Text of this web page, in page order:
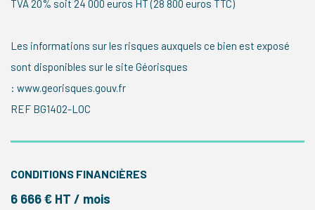
TVA 20% soit 24 000 euros HT (28 800 euros TTC)
Les informations sur les risques auxquels ce bien est exposé
sont disponibles sur le site Géorisques
: www.georisques.gouv.fr
REF BG1402-LOC
CONDITIONS FINANCIÈRES
6 666 € HT / mois